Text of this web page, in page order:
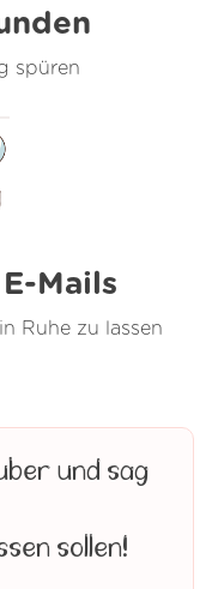
spüren
E-Mails
Ruhe zu lassen
und sag
sollen!